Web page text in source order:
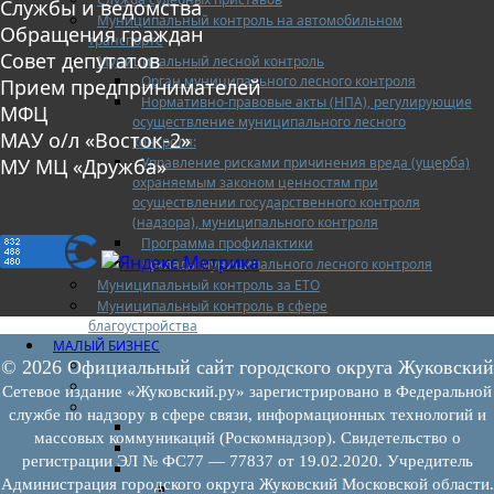
Муниципальный контроль на автомобильном
транспорте
Муниципальный лесной контроль
Орган муниципального лесного контроля
Нормативно-правовые акты (НПА), регулирующие
осуществление муниципального лесного
контроля:
Управление рисками причинения вреда (ущерба)
охраняемым законом ценностям при
осуществлении государственного контроля
(надзора), муниципального контроля
Программа профилактики
Доклады муниципального лесного контроля
Муниципальный контроль за ЕТО
Муниципальный контроль в сфере
благоустройства
МАЛЫЙ БИЗНЕС
Прием предпринимателей
Новости МСП
Поддержка МСП
Поддержка МСП
Финансовая поддержка
Имущественная поддержка
Нормативно-правовые акты
Службы и ведомства
Обращения граждан
Совет депутатов
Прием предпринимателей
МФЦ
МАУ о/л «Восток-2»
МУ МЦ «Дружба»
© 2026 Официальный сайт городского округа Жуковский
Сетевое издание «Жуковский.ру» зарегистрировано в Федеральной
службе по надзору в сфере связи, информационных технологий и
массовых коммуникаций (Роскомнадзор). Свидетельство о
регистрации ЭЛ № ФС77 — 77837 от 19.02.2020. Учредитель
Администрация городского округа Жуковский Московской области.